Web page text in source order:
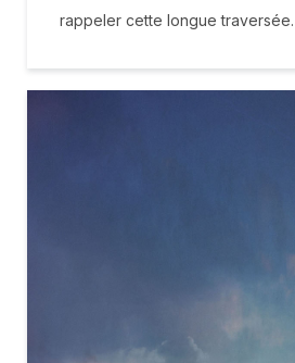
rappeler cette longue traversée.